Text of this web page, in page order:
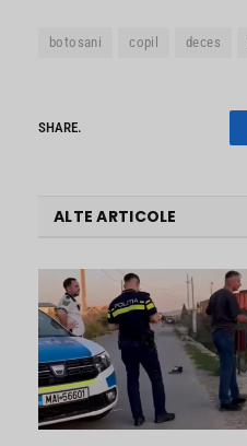
botosani copil deces
SHARE.
ALTE ARTICOLE